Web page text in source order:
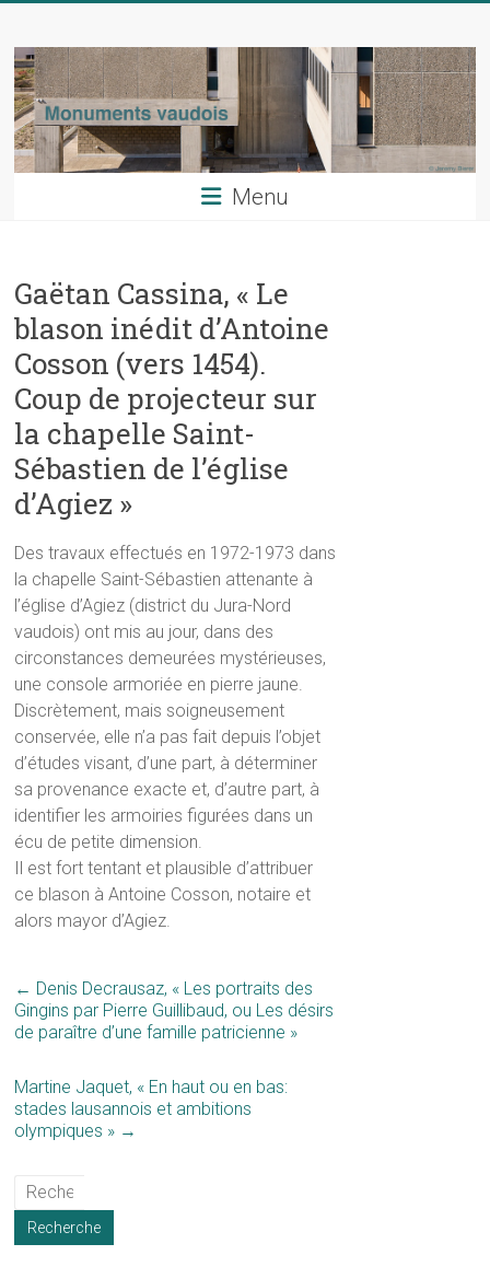
content
Monuments
vaudois
La
revue
canton
de
Vaud
Menu
Gaëtan Cassina, « Le
blason inédit d’Antoine
Cosson (vers 1454).
Coup de projecteur sur
la chapelle Saint-
Sébastien de l’église
d’Agiez »
Des travaux effectués en 1972-1973 dans
la chapelle Saint-Sébastien attenante à
l’église d’Agiez (district du Jura-Nord
vaudois) ont mis au jour, dans des
circonstances demeurées mystérieuses,
une console armoriée en pierre jaune.
Discrètement, mais soigneusement
conservée, elle n’a pas fait depuis l’objet
d’études visant, d’une part, à déterminer
sa provenance exacte et, d’autre part, à
identifier les armoiries figurées dans un
écu de petite dimension.
Il est fort tentant et plausible d’attribuer
ce blason à Antoine Cosson, notaire et
alors mayor d’Agiez.
← Denis Decrausaz, « Les portraits des
Gingins par Pierre Guillibaud, ou Les désirs
de paraître d’une famille patricienne »
Martine Jaquet, « En haut ou en bas:
stades lausannois et ambitions
olympiques » →